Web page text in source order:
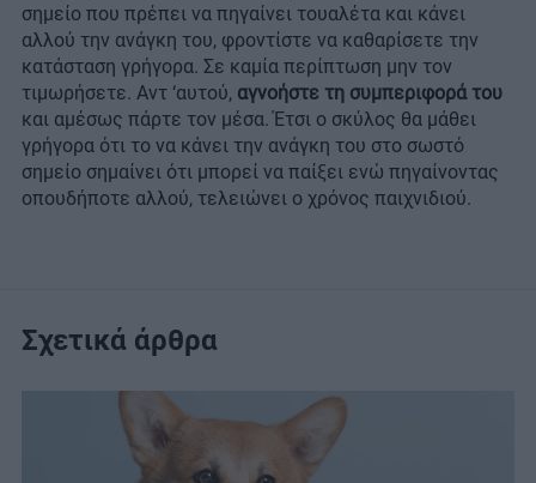
σημείο που πρέπει να πηγαίνει τουαλέτα και κάνει
αλλού την ανάγκη του, φροντίστε να καθαρίσετε την
κατάσταση γρήγορα. Σε καμία περίπτωση μην τον
τιμωρήσετε. Αντ ‘αυτού, αγνοήστε τη συμπεριφορά του
και αμέσως πάρτε τον μέσα. Έτσι ο σκύλος θα μάθει
γρήγορα ότι το να κάνει την ανάγκη του στο σωστό
σημείο σημαίνει ότι μπορεί να παίξει ενώ πηγαίνοντας
οπουδήποτε αλλού, τελειώνει ο χρόνος παιχνιδιού.
Σχετικά άρθρα